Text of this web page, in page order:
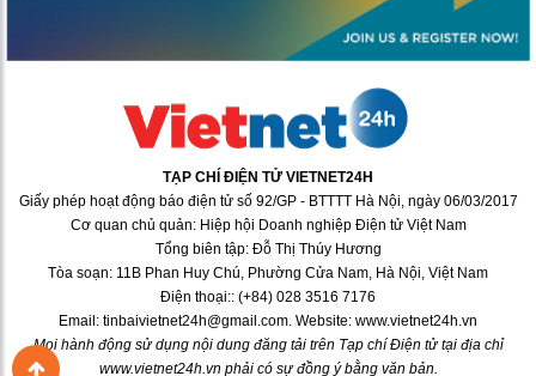
TẠP CHÍ ĐIỆN TỬ VIETNET24H
Giấy phép hoạt động báo điện tử số 92/GP - BTTTT Hà Nội, ngày 06/03/2017
Cơ quan chủ quản: Hiệp hội Doanh nghiệp Điện tử Việt Nam
Tổng biên tập: Đỗ Thị Thúy Hương
Tòa soạn: 11B Phan Huy Chú, Phường Cửa Nam, Hà Nội, Việt Nam
Điện thoại:: (+84) 028 3516 7176
Email: tinbaivietnet24h@gmail.com. Website: www.vietnet24h.vn
Mọi hành động sử dụng nội dung đăng tải trên Tạp chí Điện tử tại địa chỉ
www.vietnet24h.vn phải có sự đồng ý bằng văn bản.